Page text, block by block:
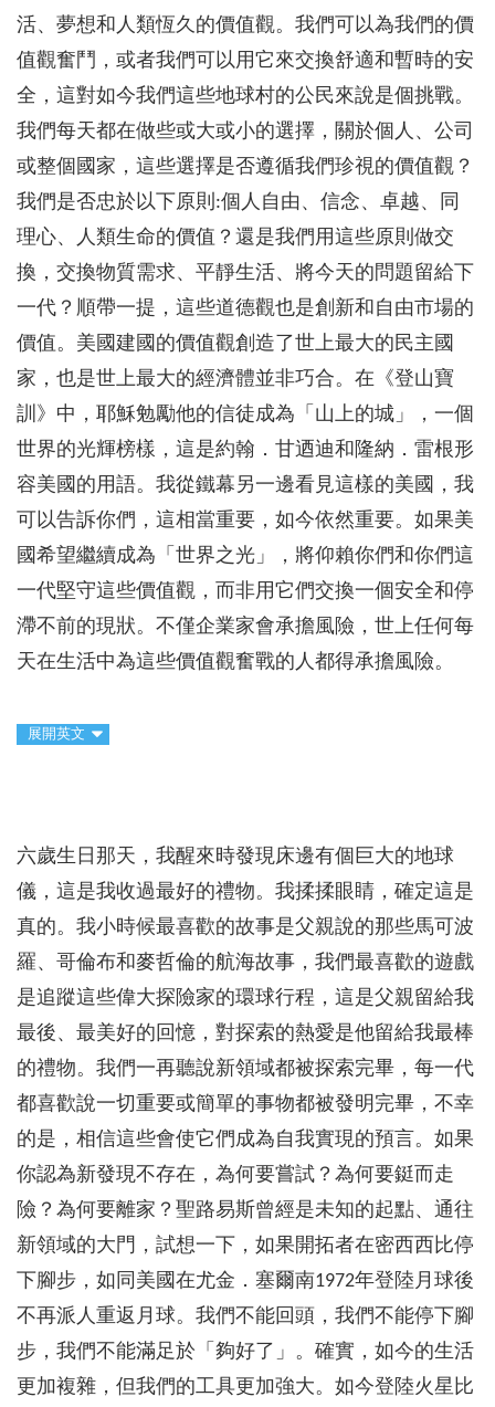
活、夢想和人類恆久的價值觀。我們可以為我們的價
值觀奮鬥，或者我們可以用它來交換舒適和暫時的安
全，這對如今我們這些地球村的公民來說是個挑戰。
我們每天都在做些或大或小的選擇，關於個人、公司
或整個國家，這些選擇是否遵循我們珍視的價值觀？
我們是否忠於以下原則:個人自由、信念、卓越、同
理心、人類生命的價值？還是我們用這些原則做交
換，交換物質需求、平靜生活、將今天的問題留給下
一代？順帶一提，這些道德觀也是創新和自由市場的
價值。美國建國的價值觀創造了世上最大的民主國
家，也是世上最大的經濟體並非巧合。在《登山寶
訓》中，耶穌勉勵他的信徒成為「山上的城」，一個
世界的光輝榜樣，這是約翰．甘迺迪和隆納．雷根形
容美國的用語。我從鐵幕另一邊看見這樣的美國，我
可以告訴你們，這相當重要，如今依然重要。如果美
國希望繼續成為「世界之光」，將仰賴你們和你們這
一代堅守這些價值觀，而非用它們交換一個安全和停
滯不前的現狀。不僅企業家會承擔風險，世上任何每
天在生活中為這些價值觀奮戰的人都得承擔風險。
展開英文
六歲生日那天，我醒來時發現床邊有個巨大的地球
儀，這是我收過最好的禮物。我揉揉眼睛，確定這是
真的。我小時候最喜歡的故事是父親說的那些馬可波
羅、哥倫布和麥哲倫的航海故事，我們最喜歡的遊戲
是追蹤這些偉大探險家的環球行程，這是父親留給我
最後、最美好的回憶，對探索的熱愛是他留給我最棒
的禮物。我們一再聽說新領域都被探索完畢，每一代
都喜歡說一切重要或簡單的事物都被發明完畢，不幸
的是，相信這些會使它們成為自我實現的預言。如果
你認為新發現不存在，為何要嘗試？為何要鋌而走
險？為何要離家？聖路易斯曾經是未知的起點、通往
新領域的大門，試想一下，如果開拓者在密西西比停
下腳步，如同美國在尤金．塞爾南1972年登陸月球後
不再派人重返月球。我們不能回頭，我們不能停下腳
步，我們不能滿足於「夠好了」。確實，如今的生活
更加複雜，但我們的工具更加強大。如今登陸火星比